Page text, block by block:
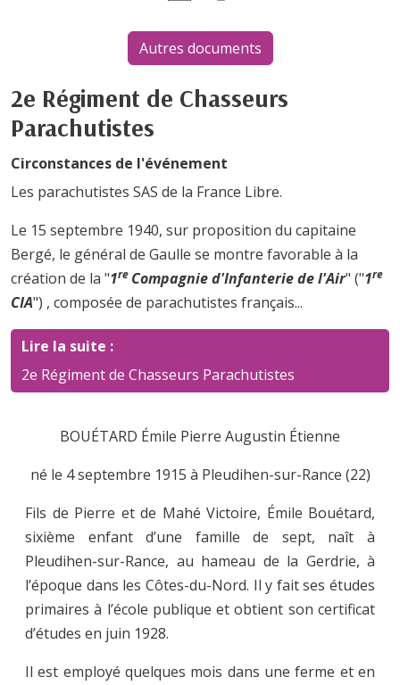
Autres documents
2e Régiment de Chasseurs
Parachutistes
Circonstances de l'événement
Les parachutistes SAS de la France Libre.
Le 15 septembre 1940, sur proposition du capitaine
Bergé, le général de Gaulle se montre favorable à la
création de la "1re Compagnie d'Infanterie de l'Air" ("1re
CIA") , composée de parachutistes français...
Lire la suite :
2e Régiment de Chasseurs Parachutistes
BOUÉTARD Émile Pierre Augustin Étienne
né le 4 septembre 1915 à Pleudihen-sur-Rance (22)
Fils de Pierre et de Mahé Victoire, Émile Bouétard,
sixième enfant d’une famille de sept, naît à
Pleudihen-sur-Rance, au hameau de la Gerdrie, à
l’époque dans les Côtes-du-Nord. Il y fait ses études
primaires à l’école publique et obtient son certificat
d’études en juin 1928.
Il est employé quelques mois dans une ferme et en